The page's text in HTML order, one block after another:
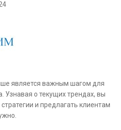
является важным шагом для
Узнавая о текущих трендах, вы
и предлагать клиентам